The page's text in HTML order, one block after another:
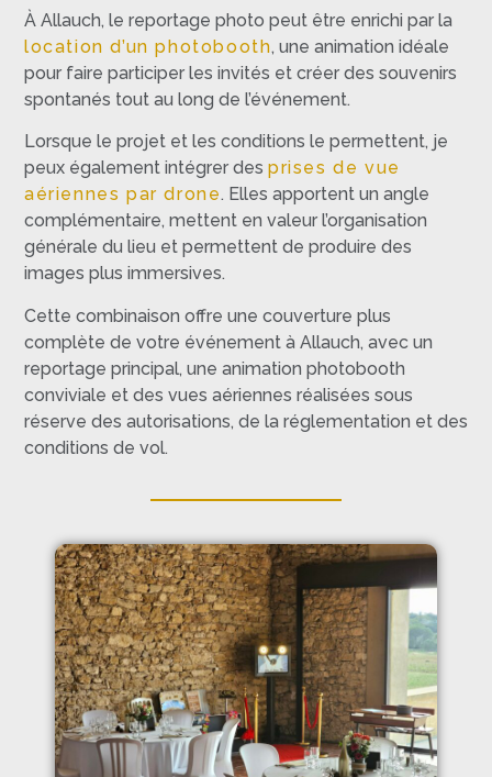
À Allauch, le reportage photo peut être enrichi par la
location d’un photobooth, une animation idéale
pour faire participer les invités et créer des souvenirs
spontanés tout au long de l’événement.
Lorsque le projet et les conditions le permettent, je
peux également intégrer des prises de vue
aériennes par drone. Elles apportent un angle
complémentaire, mettent en valeur l’organisation
générale du lieu et permettent de produire des
images plus immersives.
Cette combinaison offre une couverture plus
complète de votre événement à Allauch, avec un
reportage principal, une animation photobooth
conviviale et des vues aériennes réalisées sous
réserve des autorisations, de la réglementation et des
conditions de vol.